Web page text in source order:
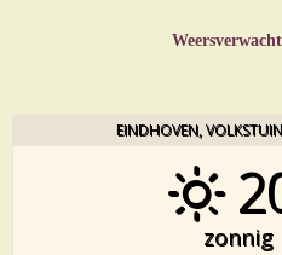
EINDHOVEN,
zonnig